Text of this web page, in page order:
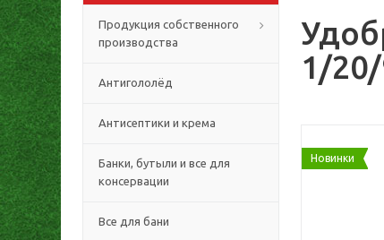
Продукция собственного
производства
Антигололёд
Антисептики и крема
Банки, бутыли и все для
консервации
Все для бани
1/
Новинки